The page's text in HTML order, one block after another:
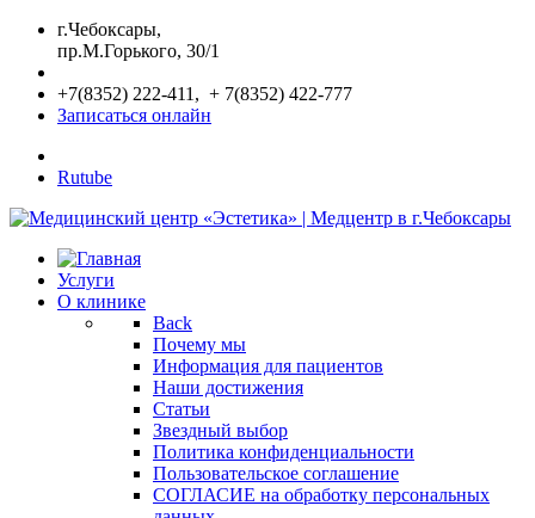
г.Чебоксары,
пр.М.Горького, 30/1
+7(8352) 222-411, + 7(8352) 422-777
Записаться онлайн
Rutube
Услуги
О клинике
Back
Почему мы
Информация для пациентов
Наши достижения
Статьи
Звездный выбор
Политика конфиденциальности
Пользовательское соглашение
СОГЛАСИЕ на обработку персональных